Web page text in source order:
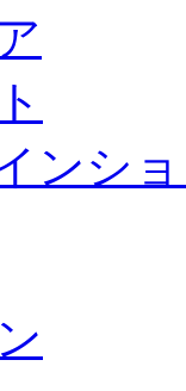
ンシ